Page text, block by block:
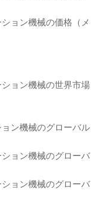
ョン機械の価格（メ
ョン機械の世界市場
ン機械のグローバル
ョン機械のグローバ
ョン機械のグローバ